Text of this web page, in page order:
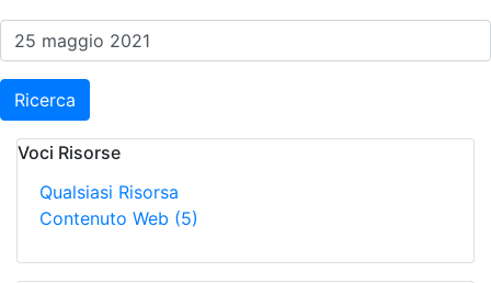
Ricerca
Voci Risorse
Qualsiasi Risorsa
Contenuto Web (5)